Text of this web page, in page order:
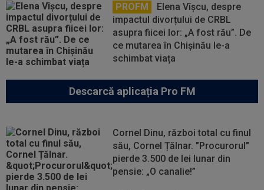
PROFM
Elena Vîșcu, despre
impactul divorțului de CRBL
asupra fiicei lor: „A fost rău”. De
ce mutarea în Chișinău le-a
schimbat viața
Descarcă aplicația Pro FM
Cornel Dinu, război total cu finul
său, Cornel Țălnar. "Procurorul"
pierde 3.500 de lei lunar din
pensie: „O canalie!”